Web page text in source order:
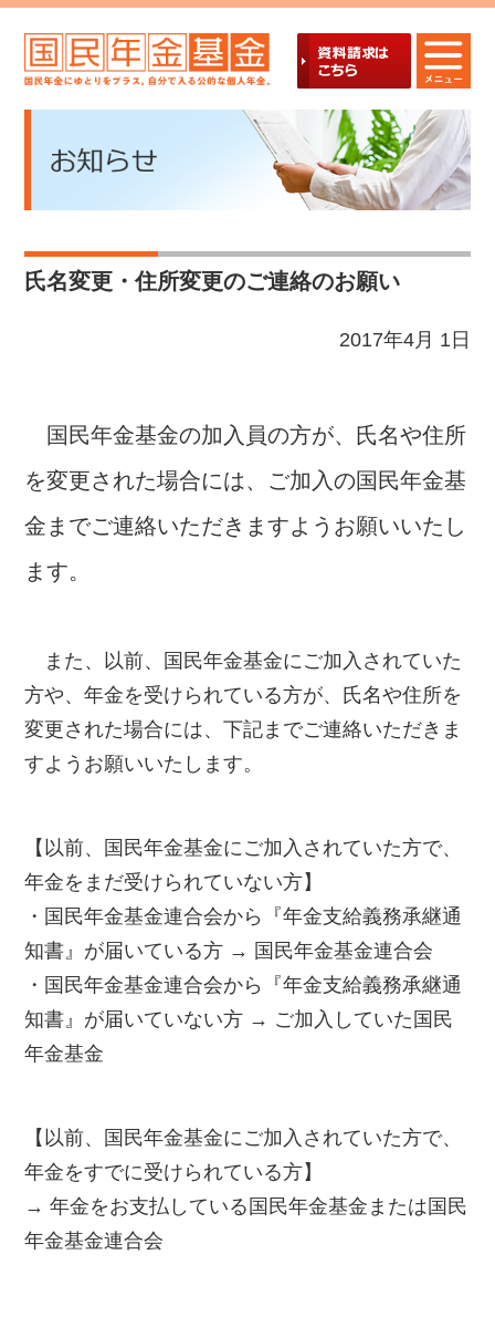
氏名変更・住所変更のご連絡のお願い
2017年4月 1日
国民年金基金の加入員の方が、氏名や住所
を変更された場合には、ご加入の国民年金基
金までご連絡いただきますようお願いいたし
ます。
また、以前、国民年金基金にご加入されていた
方や、年金を受けられている方が、氏名や住所を
変更された場合には、下記までご連絡いただきま
すようお願いいたします。
【以前、国民年金基金にご加入されていた方で、
年金をまだ受けられていない方】
・国民年金基金連合会から『年金支給義務承継通
知書』が届いている方 → 国民年金基金連合会
・国民年金基金連合会から『年金支給義務承継通
知書』が届いていない方 → ご加入していた国民
年金基金
【以前、国民年金基金にご加入されていた方で、
年金をすでに受けられている方】
→ 年金をお支払している国民年金基金または国民
年金基金連合会